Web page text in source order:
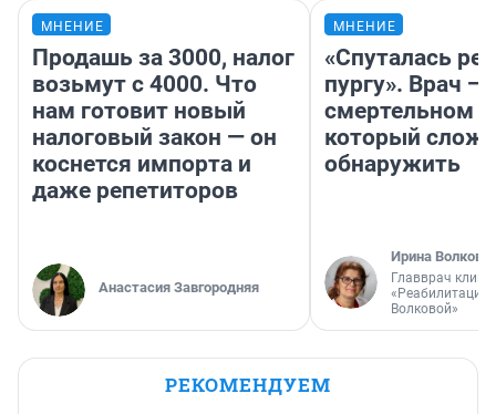
МНЕНИЕ
Продашь за 3000, налог
возьмут с 4000. Что
нам готовит новый
налоговый закон — он
коснется импорта и
даже репетиторов
Анастасия Завгородняя
МНЕНИЕ
«Спуталась
пургу». Врач —
смертельном
который
обнаружить
Ирина Волкова
Главврач
«Реабилитация
Волковой»
РЕКОМЕНДУЕМ